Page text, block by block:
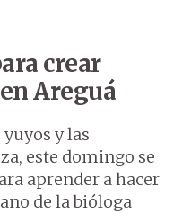
crear
Areguá
y las
este domingo se
aprender a hacer
de la bióloga